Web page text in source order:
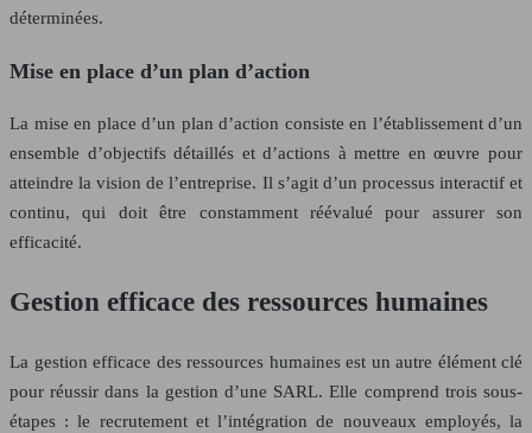
déterminées.
Mise en place d’un plan d’action
La mise en place d’un plan d’action consiste en l’établissement d’un
ensemble d’objectifs détaillés et d’actions à mettre en œuvre pour
atteindre la vision de l’entreprise. Il s’agit d’un processus interactif et
continu, qui doit être constamment réévalué pour assurer son
efficacité.
Gestion efficace des ressources humaines
La gestion efficace des ressources humaines est un autre élément clé
pour réussir dans la gestion d’une SARL. Elle comprend trois sous-
étapes : le recrutement et l’intégration de nouveaux employés, la